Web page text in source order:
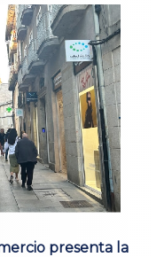
presenta la